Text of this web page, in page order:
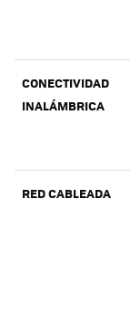
CONECTIVIDAD
INALÁMBRICA
RED CABLEADA